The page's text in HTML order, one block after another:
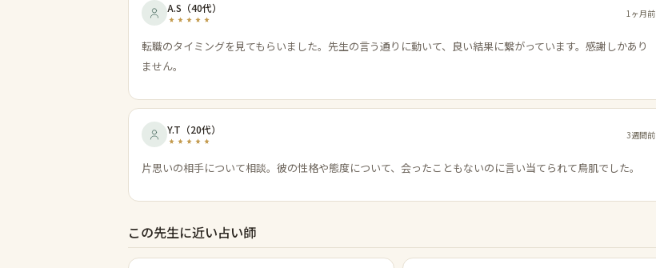
A.S （40代） 1ヶ月前
転職のタイミングを見てもらいました。先生の言う通りに動いて、良い結果に繋がっています。感謝しかあり
ません。
Y.T （20代） 3週間前
片思いの相手について相談。彼の性格や態度について、会ったこともないのに言い当てられて鳥肌でした。
この先生に近い占い師